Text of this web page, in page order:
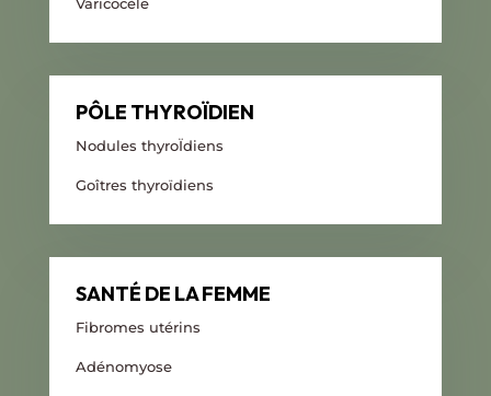
Varicocèle
PÔLE THYROÏDIEN
Nodules thyroÏdiens
Goîtres thyroïdiens
SANTÉ DE LA FEMME
Fibromes utérins
Adénomyose